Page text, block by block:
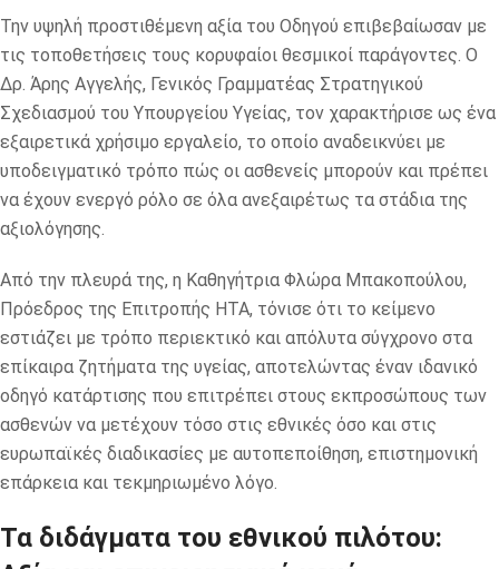
Την υψηλή προστιθέμενη αξία του Οδηγού επιβεβαίωσαν με
τις τοποθετήσεις τους κορυφαίοι θεσμικοί παράγοντες. Ο
Δρ. Άρης Αγγελής, Γενικός Γραμματέας Στρατηγικού
Σχεδιασμού του Υπουργείου Υγείας, τον χαρακτήρισε ως ένα
εξαιρετικά χρήσιμο εργαλείο, το οποίο αναδεικνύει με
υποδειγματικό τρόπο πώς οι ασθενείς μπορούν και πρέπει
να έχουν ενεργό ρόλο σε όλα ανεξαιρέτως τα στάδια της
αξιολόγησης.
Από την πλευρά της, η Καθηγήτρια Φλώρα Μπακοπούλου,
Πρόεδρος της Επιτροπής HTA, τόνισε ότι το κείμενο
εστιάζει με τρόπο περιεκτικό και απόλυτα σύγχρονο στα
επίκαιρα ζητήματα της υγείας, αποτελώντας έναν ιδανικό
οδηγό κατάρτισης που επιτρέπει στους εκπροσώπους των
ασθενών να μετέχουν τόσο στις εθνικές όσο και στις
ευρωπαϊκές διαδικασίες με αυτοπεποίθηση, επιστημονική
επάρκεια και τεκμηριωμένο λόγο.
Τα διδάγματα του εθνικού πιλότου: